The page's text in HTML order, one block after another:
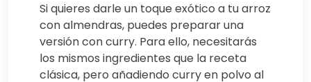
Si quieres darle un toque exótico a tu arroz
con almendras, puedes preparar una
versión con curry. Para ello, necesitarás
los mismos ingredientes que la receta
clásica, pero añadiendo curry en polvo al